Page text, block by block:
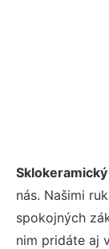
nás. Našimi
spokojných
nim pridáte aj